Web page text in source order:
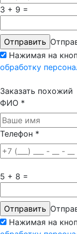
3 + 9 =
Нажимая на
обработку
Заказать похожий
ФИО *
Телефон *
5 + 8 =
Нажимая на